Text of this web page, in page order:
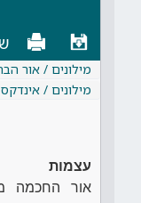
מילונים / אור
מילונים /
עצמות
אור החכמה